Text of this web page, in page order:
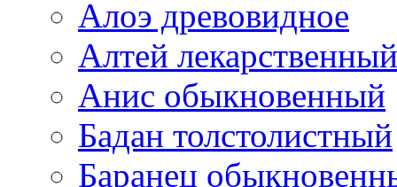
Алоэ древовидное
Алтей лекарственный
Анис обыкновенный
Бадан толстолистный
Баранец